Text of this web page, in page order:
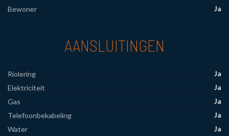
Bewoner
Ja
AANSLUITINGEN
Riolering
Ja
Elektriciteit
Ja
Gas
Ja
Telefoonbekabeling
Ja
Water
Ja